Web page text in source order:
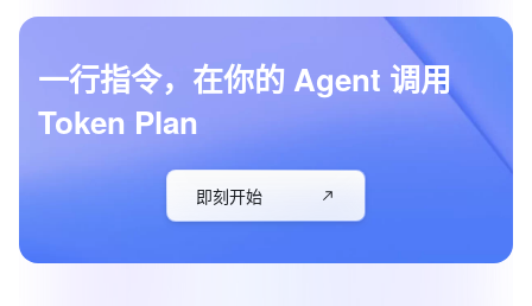
一行指令，在你的 Agent 调用
Token Plan
即刻开始